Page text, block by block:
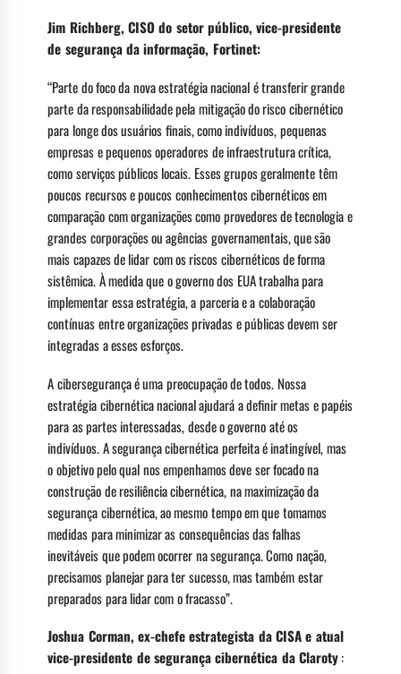
Jim Richberg, CISO do setor público, vice-presidente
de segurança da informação, Fortinet:
“Parte do foco da nova estratégia nacional é transferir grande
parte da responsabilidade pela mitigação do risco cibernético
para longe dos usuários finais, como indivíduos, pequenas
empresas e pequenos operadores de infraestrutura crítica,
como serviços públicos locais. Esses grupos geralmente têm
poucos recursos e poucos conhecimentos cibernéticos em
comparação com organizações como provedores de tecnologia e
grandes corporações ou agências governamentais, que são
mais capazes de lidar com os riscos cibernéticos de forma
sistêmica. À medida que o governo dos EUA trabalha para
implementar essa estratégia, a parceria e a colaboração
contínuas entre organizações privadas e públicas devem ser
integradas a esses esforços.
A cibersegurança é uma preocupação de todos. Nossa
estratégia cibernética nacional ajudará a definir metas e papéis
para as partes interessadas, desde o governo até os
indivíduos. A segurança cibernética perfeita é inatingível, mas
o objetivo pelo qual nos empenhamos deve ser focado na
construção de resiliência cibernética, na maximização da
segurança cibernética, ao mesmo tempo em que tomamos
medidas para minimizar as consequências das falhas
inevitáveis ​​que podem ocorrer na segurança. Como nação,
precisamos planejar para ter sucesso, mas também estar
preparados para lidar com o fracasso”.
Joshua Corman, ex-chefe estrategista da CISA e atual
vice-presidente de segurança cibernética da Claroty: